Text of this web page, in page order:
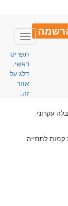
Toggle
תפריט
ראשי.
דלג על
אזור
זה.
עקרוני –